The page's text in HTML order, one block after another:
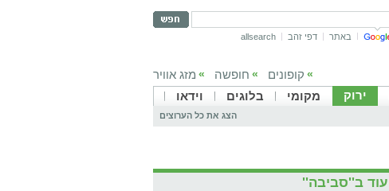
באתר
דפי זהב allsearch
» קופונים » חופשה » מזג אוויר
ירוק מקומי בלוגים וידאו
הצג את כל הערוצים
עוד ב''סביבה''